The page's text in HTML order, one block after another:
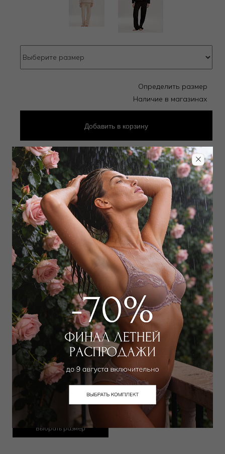
Дополнить образ
9 000
5 400₽
Выбрать размер
Определить размер
Наличие в магазинах
Добавить в корзину
Добавить в избранное
Забронировать в магазине